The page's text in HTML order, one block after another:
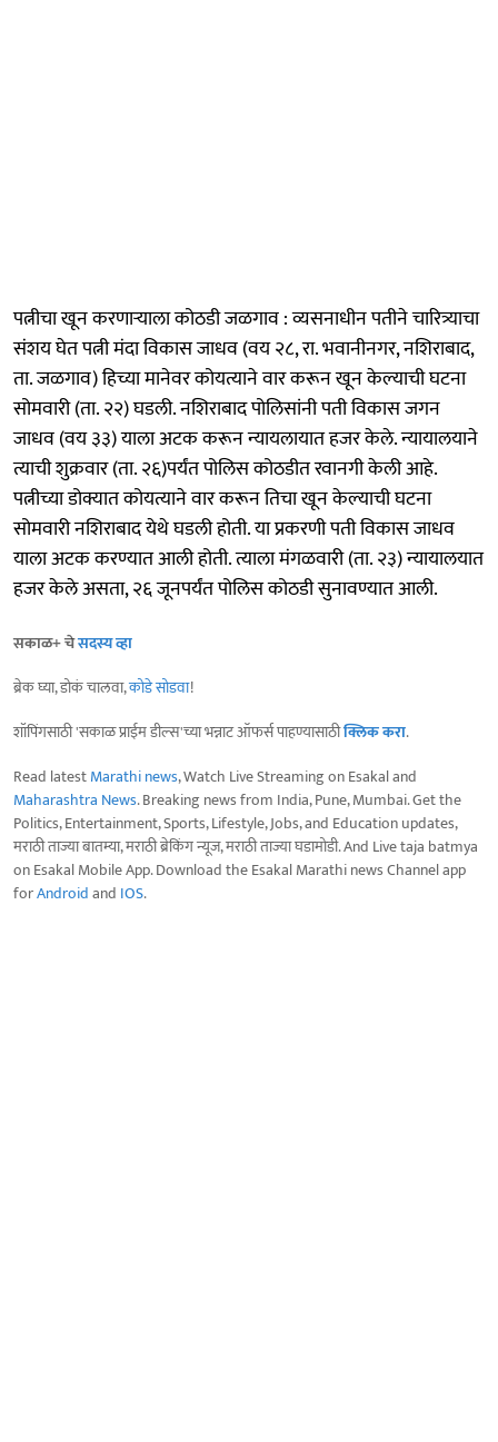
पत्नीचा खून करणाऱ्याला कोठडी जळगाव : व्यसनाधीन पतीने चारित्र्याचा
संशय घेत पत्नी मंदा विकास जाधव (वय २८, रा. भवानीनगर, नशिराबाद,
ता. जळगाव) हिच्या मानेवर कोयत्याने वार करून खून केल्याची घटना
सोमवारी (ता. २२) घडली. नशिराबाद पोलिसांनी पती विकास जगन
जाधव (वय ३३) याला अटक करून न्यायलायात हजर केले. न्यायालयाने
त्याची शुक्रवार (ता. २६)पर्यंत पोलिस कोठडीत रवानगी केली आहे.
पत्नीच्या डोक्यात कोयत्याने वार करून तिचा खून केल्याची घटना
सोमवारी नशिराबाद येथे घडली होती. या प्रकरणी पती विकास जाधव
याला अटक करण्यात आली होती. त्याला मंगळवारी (ता. २३) न्यायालयात
हजर केले असता, २६ जूनपर्यंत पोलिस कोठडी सुनावण्यात आली.
सकाळ+ चेसदस्य व्हा
ब्रेक घ्या, डोकं चालवा,कोडे सोडवा!
शॉपिंगसाठी 'सकाळ प्राईम डील्स'च्या भन्नाट ऑफर्स पाहण्यासाठीक्लिक करा.
Read latestMarathi news, Watch Live Streaming on Esakal and
Maharashtra News. Breaking news from India, Pune, Mumbai. Get the
Politics, Entertainment, Sports, Lifestyle, Jobs, and Education updates,
मराठी ताज्या बातम्या, मराठी ब्रेकिंग न्यूज, मराठी ताज्या घडामोडी. And Live taja batmya
on Esakal Mobile App. Download the Esakal Marathi news Channel app
forAndroidand IOS.